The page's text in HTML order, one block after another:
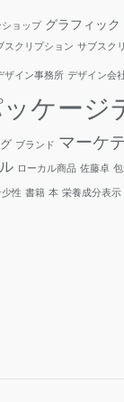
ョップ グラフィック
スクリプション サブスク
ザイン事務所 デザイン会
ケージ
ブランド マーケ
ローカル商品 佐藤卓
少性 書籍 本 栄養成分表示